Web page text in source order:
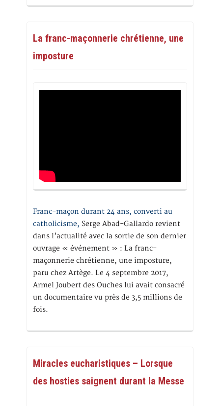
La franc-maçonnerie chrétienne, une
imposture
Franc-maçon durant 24 ans, converti au
catholicisme, Serge Abad-Gallardo revient
dans l’actualité avec la sortie de son dernier
ouvrage « événement » : La franc-
maçonnerie chrétienne, une imposture,
paru chez Artège. Le 4 septembre 2017,
Armel Joubert des Ouches lui avait consacré
un documentaire vu près de 3,5 millions de
fois.
Miracles eucharistiques – Lorsque
des hosties saignent durant la Messe